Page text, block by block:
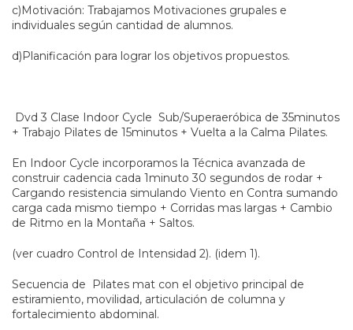
c)Motivación: Trabajamos Motivaciones grupales e
individuales según cantidad de alumnos.
d)Planificación para lograr los objetivos propuestos.
Dvd 3 Clase Indoor Cycle Sub/Superaeróbica de 35minutos
+ Trabajo Pilates de 15minutos + Vuelta a la Calma Pilates.
En Indoor Cycle incorporamos la Técnica avanzada de
construir cadencia cada 1minuto 30 segundos de rodar +
Cargando resistencia simulando Viento en Contra sumando
carga cada mismo tiempo + Corridas mas largas + Cambio
de Ritmo en la Montaña + Saltos.
(ver cuadro Control de Intensidad 2). (idem 1).
Secuencia de Pilates mat con el objetivo principal de
estiramiento, movilidad, articulación de columna y
fortalecimiento abdominal.